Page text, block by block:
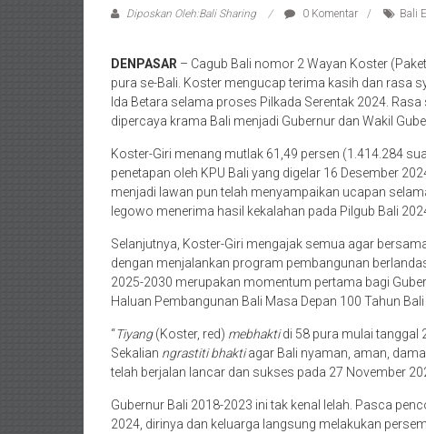
Diposkan Oleh:Bali Sharing 0 Komentar Bali
DENPASAR – Cagub Bali nomor 2 Wayan Koster
pura se-Bali. Koster mengucap terima kasih dan rasa
Ida Betara selama proses Pilkada Serentak 2024.
dipercaya krama Bali menjadi Gubernur dan Wakil
Koster-Giri menang mutlak 61,49 persen (1.414.284
penetapan oleh KPU Bali yang digelar 16 Desember
menjadi lawan pun telah menyampaikan ucapan
legowo menerima hasil kekalahan pada Pilgub Bali
Selanjutnya, Koster-Giri mengajak semua agar
dengan menjalankan program pembangunan
2025-2030 merupakan momentum pertama bagi
Haluan Pembangunan Bali Masa Depan 100 Tahun Bali
“Tiyang(Koster, red) mebhaktidi 58 pura mulai tanggal
Sekalian ngrastiti bhaktiagar Bali nyaman, aman,
telah berjalan lancar dan sukses pada 27 November
Gubernur Bali 2018-2023 ini tak kenal lelah. Pasca
2024, dirinya dan keluarga langsung melakukan